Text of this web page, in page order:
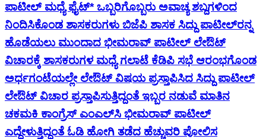
ಪಾಟೀಲ್ ಮಧ್ಯೆ ಫೈಟ್* ಒಬ್ಬರಿಗೊಬ್ಬರು ಅವಾಚ್ಯ ಶಬ್ದಗಳಿಂದ
ನಿಂದಿಸಿಕೊಂಡ ಶಾಸಕರುಗಳು ಬಿಜೆಪಿ ಶಾಸಕ ಸಿದ್ದು ಪಾಟೀಲ್‌ರನ್ನ
ಹೊಡೆಯಲು ಮುಂದಾದ ಭೀಮರಾವ್ ಪಾಟೀಲ್ ಲೇಔಟ್
ವಿಚಾರಕ್ಕೆ ಶಾಸಕರುಗಳ ಮಧ್ಯೆ ಗಲಾಟೆ ಕೆಡಿಪಿ ಸಭೆ ಆರಂಭಗೊಂಡ
ಅರ್ಧಗಂಟೆಯಲ್ಲೇ ಲೇಔಟ್ ವಿಷಯ ಪ್ರಸ್ತಾಪಿಸಿದ ಸಿದ್ದು ಪಾಟೀಲ್
ಲೇಔಟ್ ವಿಚಾರ ಪ್ರಸ್ತಾಪಿಸುತ್ತಿದ್ದಂತೆ ಇಬ್ಬರ ನಡುವೆ ಮಾತಿನ
ಚಕಮಕಿ ಕಾಂಗ್ರೆಸ್ ಎಂಎಲ್‌ಸಿ ಭೀಮರಾವ್ ಪಾಟೀಲ್
ಎದ್ದೇಳುತ್ತಿದ್ದಂತೆ ಓಡಿ ಹೋಗಿ ತಡೆದ ಹೆಚ್ಚುವರಿ ಪೋಲಿಸ